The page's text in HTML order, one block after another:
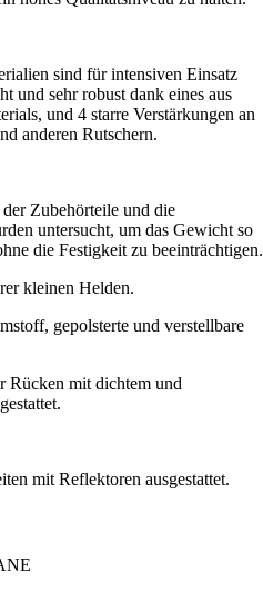
sind für intensiven Einsatz
und sehr robust dank eines aus
und 4 starre Verstärkungen an
anderen Rutschern.
Zubehörteile und die
untersucht, um das Gewicht so
die Festigkeit zu beeinträchtigen.
kleinen Helden.
gepolsterte und verstellbare
Rücken mit dichtem und
mit Reflektoren ausgestattet.